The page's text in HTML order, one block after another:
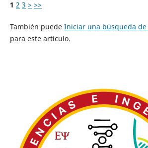
1 2 3 > >>
También puede Iniciar una búsqueda
para este artículo.